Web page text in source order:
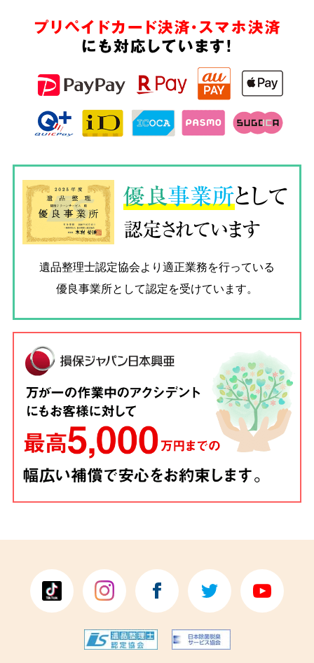
プリペイドカード決済・スマホ決済
にも対応しています!
優良事業所として
認定されています
遺品整理士認定協会より適正業務を行っている
優良事業所として認定を受けています。